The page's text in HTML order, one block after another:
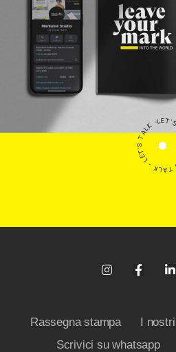
LET'S TALK -
Rassegna stampa I
Scrivici su whatsapp